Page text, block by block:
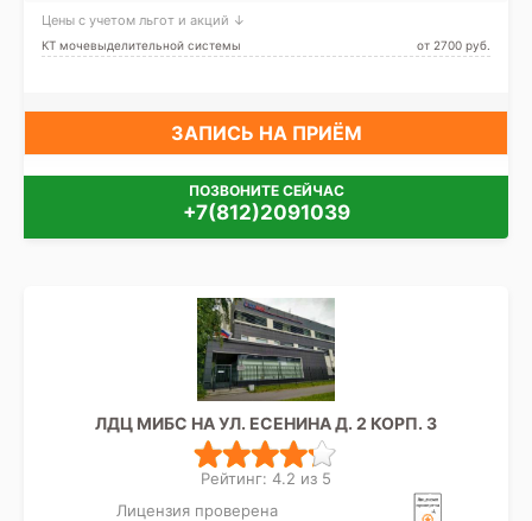
Александра Невского,
Площадь Восстания,
Цены с учетом льгот и акций ↓
КТ мочевыделительной системы от 2700 pуб.
ЗАПИСЬ НА ПРИЁМ
ПОЗВОНИТЕ СЕЙЧАС
+7(812)2091039
ЛДЦ МИБС НА УЛ. ЕСЕНИНА Д. 2 КОРП. 3
Рейтинг: 4.2 из 5
Лицензия проверена